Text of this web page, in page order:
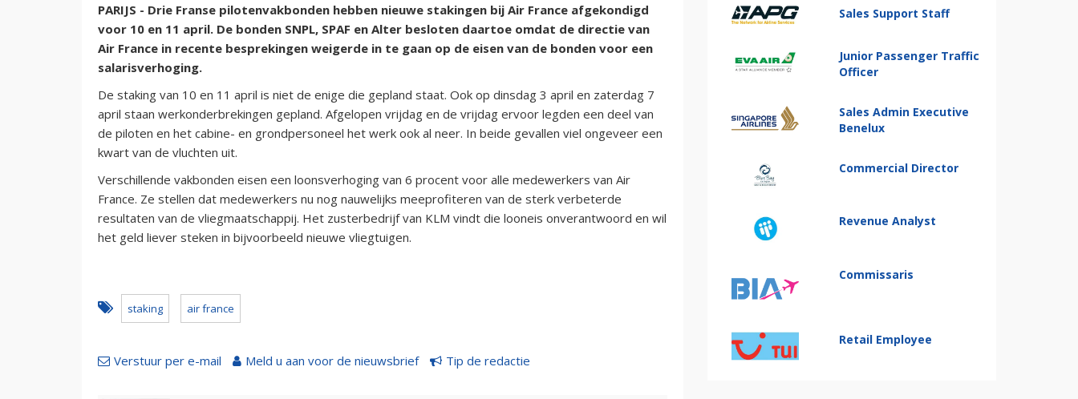
PARIJS - Drie Franse pilotenvakbonden hebben nieuwe stakingen bij Air France afgekondigd
voor 10 en 11 april. De bonden SNPL, SPAF en Alter besloten daartoe omdat de directie van
Air France in recente besprekingen weigerde in te gaan op de eisen van de bonden voor een
salarisverhoging.
De staking van 10 en 11 april is niet de enige die gepland staat. Ook op dinsdag 3 april en zaterdag 7
april staan werkonderbrekingen gepland. Afgelopen vrijdag en de vrijdag ervoor legden een deel van
de piloten en het cabine- en grondpersoneel het werk ook al neer. In beide gevallen viel ongeveer een
kwart van de vluchten uit.
Verschillende vakbonden eisen een loonsverhoging van 6 procent voor alle medewerkers van Air
France. Ze stellen dat medewerkers nu nog nauwelijks meeprofiteren van de sterk verbeterde
resultaten van de vliegmaatschappij. Het zusterbedrijf van KLM vindt die looneis onverantwoord en wil
het geld liever steken in bijvoorbeeld nieuwe vliegtuigen.
staking air france
Verstuur per e-mail Meld u aan voor de nieuwsbrief Tip de redactie
Sales Support Staff
Junior Passenger Traffic
Officer
Sales Admin Executive
Benelux
Commercial Director
Revenue Analyst
Commissaris
Retail Employee